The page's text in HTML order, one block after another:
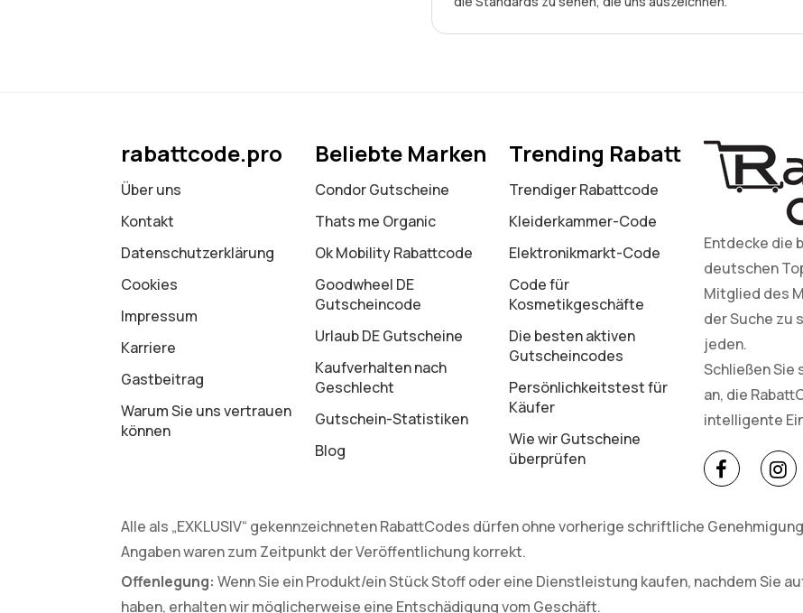
rabattcode.pro
Über uns
Kontakt
Datenschutz­erklärung
Cookies
Impressum
Karriere
Gastbeitrag
Warum Sie uns vertrauen
können
Beliebte Marken
Condor Gutscheine
Thats me Organic
Ok Mobility Rabattcode
Goodwheel DE
Gutscheincode
Urlaub DE Gutscheine
Kaufverhalten nach
Geschlecht
Gutschein-Statistiken
Blog
Trending Rabatt
Trendiger Rabattcode
Kleiderkammer-Code
Elektronikmarkt-Code
Code für
Kosmetikgeschäfte
Die besten aktiven
Gutscheincodes
Persönlichkeitstest für
Käufer
Wie wir Gutscheine
überprüfen
Entdecke die
deutschen
Mitglied des
der Suche zu
jeden.
Schließen Sie
an, die
intelligente
Alle als „EXKLUSIV“ gekennzeichneten RabattCodes dürfen ohne vorherige schriftliche
Angaben waren zum Zeitpunkt der Veröffentlichung korrekt.
Offenlegung: Wenn Sie ein Produkt/ein Stück Stoff oder eine Dienstleistung kaufen, nachdem Sie
haben, erhalten wir möglicherweise eine Entschädigung vom Geschäft.